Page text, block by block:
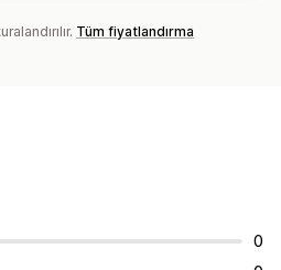
Tüm fiyatlandırma
0